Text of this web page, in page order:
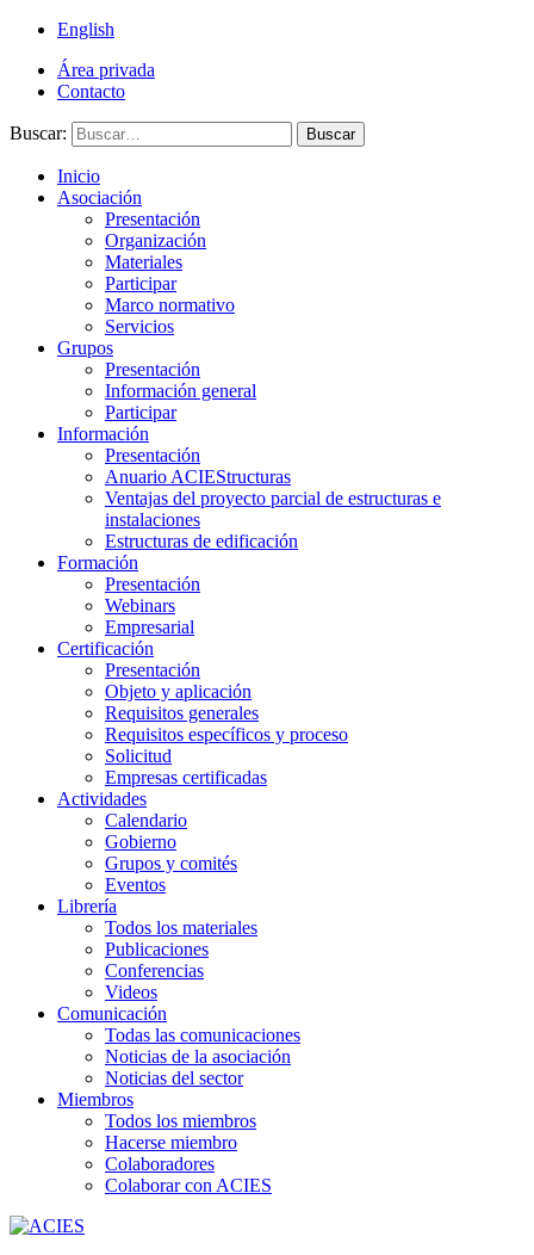
English
Área privada
Contacto
Buscar: Buscar
Inicio
Asociación
Presentación
Organización
Materiales
Participar
Marco normativo
Servicios
Grupos
Presentación
Información general
Participar
Información
Presentación
Anuario ACIEStructuras
Ventajas del proyecto parcial de estructuras e
instalaciones
Estructuras de edificación
Formación
Presentación
Webinars
Empresarial
Certificación
Presentación
Objeto y aplicación
Requisitos generales
Requisitos específicos y proceso
Solicitud
Empresas certificadas
Actividades
Calendario
Gobierno
Grupos y comités
Eventos
Librería
Todos los materiales
Publicaciones
Conferencias
Videos
Comunicación
Todas las comunicaciones
Noticias de la asociación
Noticias del sector
Miembros
Todos los miembros
Hacerse miembro
Colaboradores
Colaborar con ACIES